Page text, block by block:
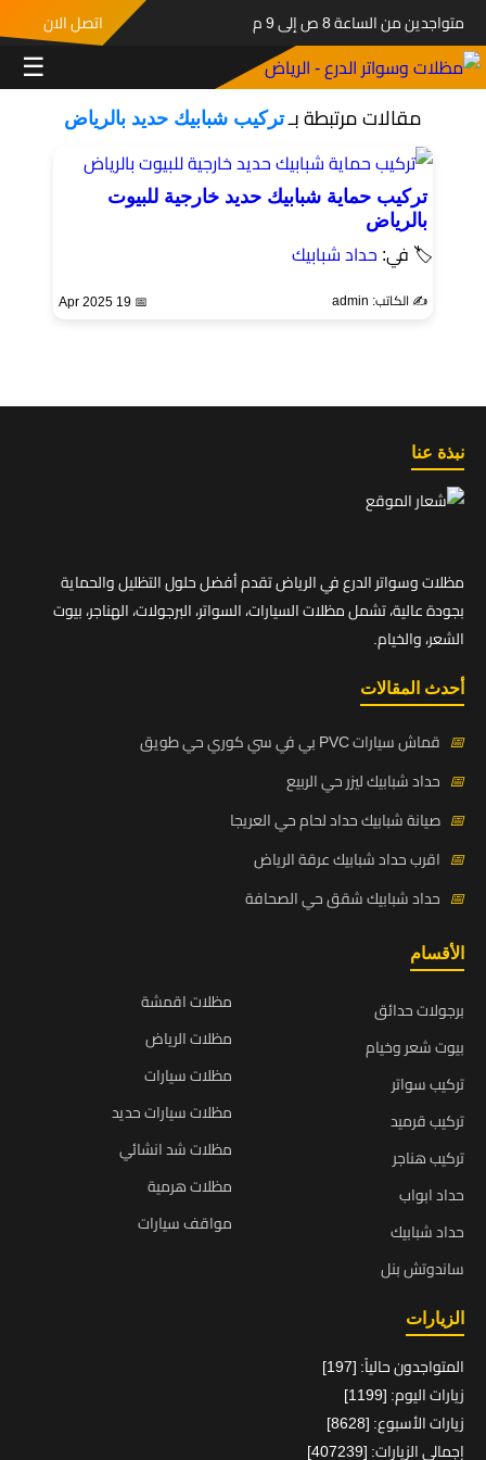
متواجدين من الساعة 8 ص إلى 9 م اتصل الان
☰
مقالات مرتبطة بـتركيب شبابيك حديد بالرياض
تركيب حماية شبابيك حديد خارجية للبيوت
بالرياض
🏷 في: حداد شبابيك
✍️ الكاتب: admin 📅 19 Apr 2025
نبذة عنا
مظلات وسواتر الدرع في الرياض تقدم أفضل حلول التظليل والحماية
بجودة عالية، تشمل مظلات السيارات، السواتر، البرجولات، الهناجر، بيوت
الشعر، والخيام.
أحدث المقالات
📅 قماش سيارات PVC بي في سي كوري حي طويق
📅 حداد شبابيك ليزر حي الربيع
📅 صيانة شبابيك حداد لحام حي العريجا
📅 اقرب حداد شبابيك عرقة الرياض
📅 حداد شبابيك شقق حي الصحافة
الأقسام
برجولات حدائق
بيوت شعر وخيام
تركيب سواتر
تركيب قرميد
تركيب هناجر
حداد ابواب
حداد شبابيك
ساندوتش بنل
مظلات اقمشة
مظلات الرياض
مظلات سيارات
مظلات سيارات حديد
مظلات شد انشائي
مظلات هرمية
مواقف سيارات
الزيارات
المتواجدون حالياً: [197]
زيارات اليوم: [1199]
زيارات الأسبوع: [8628]
إجمالي الزيارات: [407239]